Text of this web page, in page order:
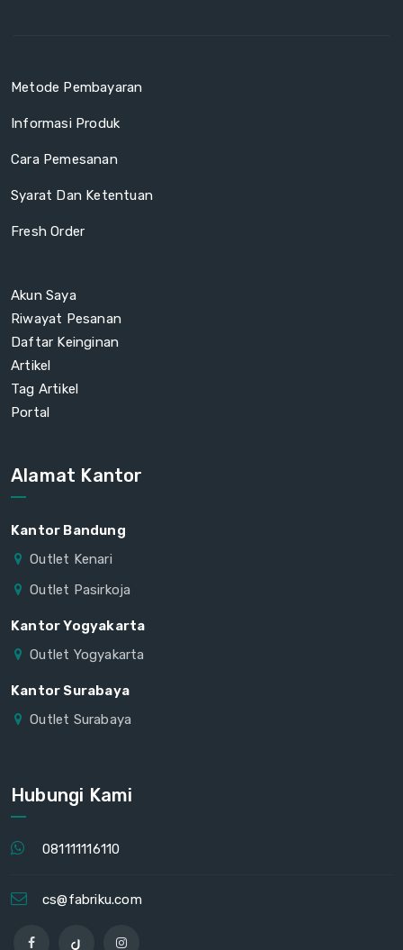
Metode Pembayaran
Informasi Produk
Cara Pemesanan
Syarat Dan Ketentuan
Fresh Order
Akun Saya
Riwayat Pesanan
Daftar Keinginan
Artikel
Tag Artikel
Portal
Alamat Kantor
Kantor Bandung
Outlet Kenari
Outlet Pasirkoja
Kantor Yogyakarta
Outlet Yogyakarta
Kantor Surabaya
Outlet Surabaya
Hubungi Kami
081111116110
cs@fabriku.com